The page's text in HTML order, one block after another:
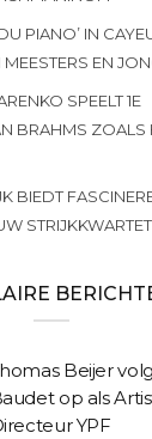
PIANO’ IN
EN
SPEELT 1E
BRAHMS ZOALS
BIEDT
Beijer
op als
YPF